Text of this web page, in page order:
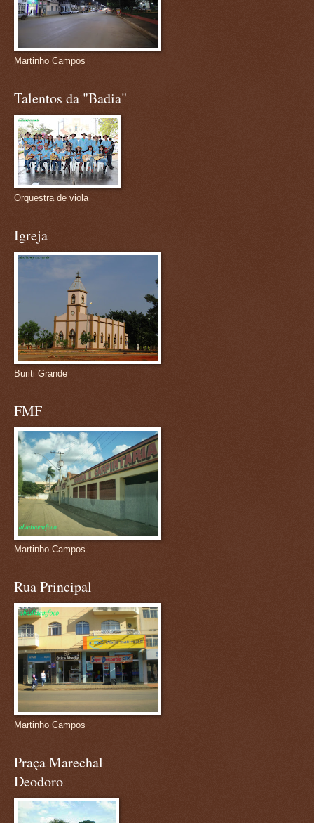
Martinho Campos
Talentos da "Badia"
Orquestra de viola
Igreja
Buriti Grande
FMF
Martinho Campos
Rua Principal
Martinho Campos
Praça Marechal
Deodoro